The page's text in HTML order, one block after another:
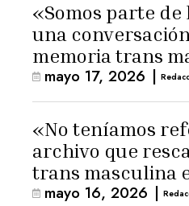
«Somos parte
una
memoria trans
mayo 17, 2026 |
«No teníamos
archivo que
trans masculina
Latinoamérica
mayo 16, 2026 |